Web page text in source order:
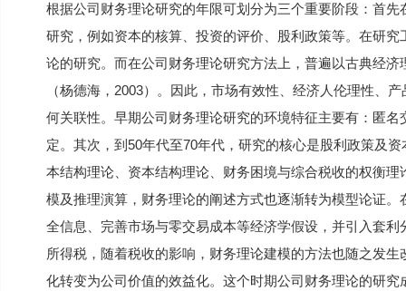
根据公司财务理论研究的年限可划分为三个重要阶段：首
研究，例如资本的核算、投资的评价、股利政策等。在研
论的研究。而在公司财务理论研究方法上，普遍以古典经
（杨德海，2003）。因此，市场有效性、经济人伦理性、
何关联性。早期公司财务理论研究的环境特征主要有：匿
定。其次，到50年代至70年代，研究的核心是股利政策及
本结构理论、资本结构理论、财务困境与综合税收的权衡
模及推理演算，财务理论的阐述方式也逐渐转为模型论证
全信息、完善市场与零交易成本等经济学假设，并引入套
所得税，随着税收的影响，财务理论建模的方法也随之发
化转变为公司价值的效益化。这个时期公司财务理论的研